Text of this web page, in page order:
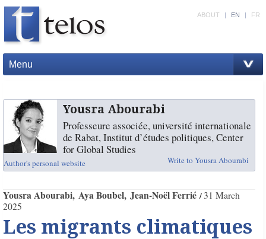
Menu
ABOUT | EN | FR
Yousra Abourabi
Professeure associée, université internationale
de Rabat, Institut d’études politiques, Center
for Global Studies
Author's personal website Write to Yousra Abourabi
Yousra Abourabi Aya Boubel Jean-Noël Ferrié
31 March
2025
Les migrants climatiques